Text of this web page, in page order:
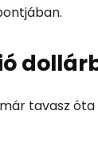
tavasz